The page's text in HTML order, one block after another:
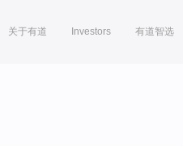
关于有道 Investors 有道智选